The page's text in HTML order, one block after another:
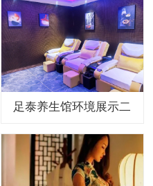
足泰养生馆环境展示二